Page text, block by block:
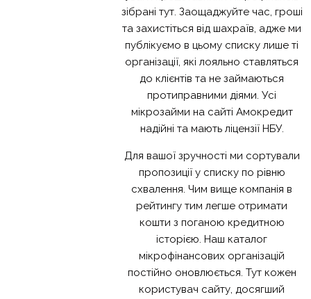
зібрані тут. Заощаджуйте час, гроші
та захистіться від шахраїв, адже ми
публікуємо в цьому списку лише ті
організації, які лояльно ставляться
до клієнтів та не займаються
протиправними діями. Усі
мікрозайми на сайті Амокредит
надійні та мають ліцензії НБУ.
Для вашої зручності ми сортували
пропозиції у списку по рівню
схвалення. Чим вище компанія в
рейтингу тим легше отримати
кошти з поганою кредитною
історією. Наш каталог
мікрофінансових організацій
постійно оновлюється. Тут кожен
користувач сайту, досягший